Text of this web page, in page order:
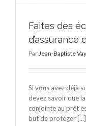
Faites des
d’assurance
Par Jean-Baptiste
Si vous avez déjà
devez savoir que
conjointe au prêt
but de protéger [...]